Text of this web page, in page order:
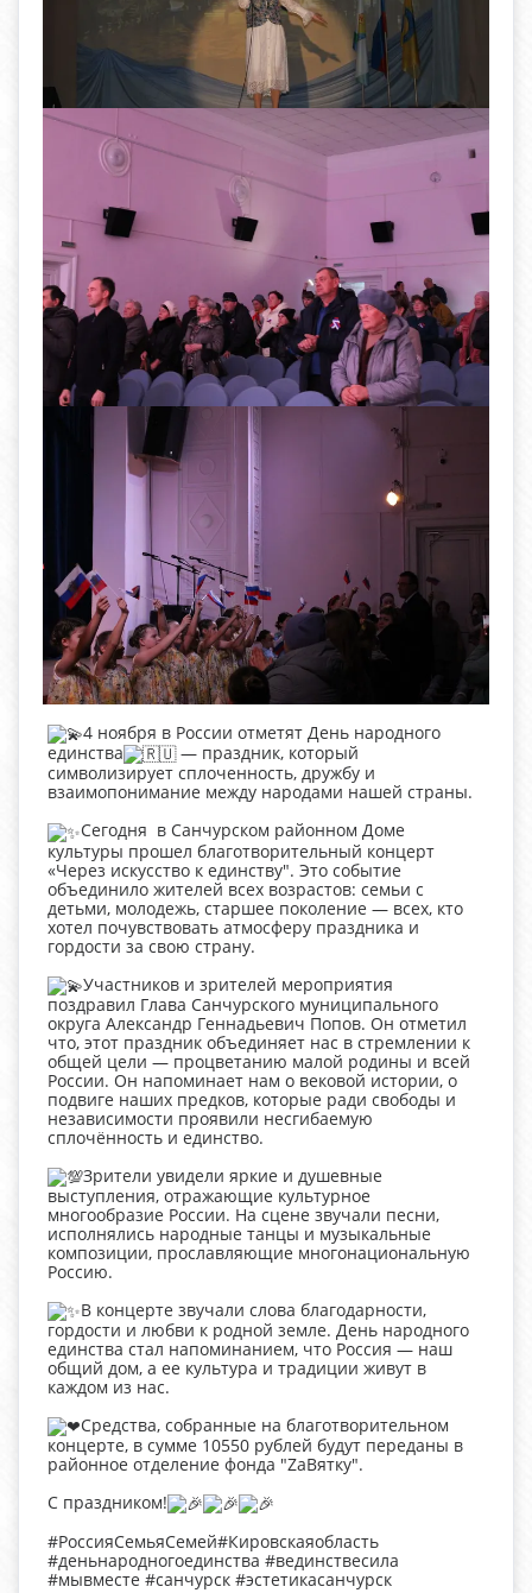
4 ноября в России отметят День народного
единства
— праздник, который
символизирует сплоченность, дружбу и
взаимопонимание между народами нашей страны.
Сегодня в Санчурском районном Доме
культуры прошел благотворительный концерт
«Через искусство к единству". Это событие
объединило жителей всех возрастов: семьи с
детьми, молодежь, старшее поколение — всех, кто
хотел почувствовать атмосферу праздника и
гордости за свою страну.
Участников и зрителей мероприятия
поздравил Глава Санчурского муниципального
округа Александр Геннадьевич Попов. Он отметил
что, этот праздник объединяет нас в стремлении к
общей цели — процветанию малой родины и всей
России. Он напоминает нам о вековой истории, о
подвиге наших предков, которые ради свободы и
независимости проявили несгибаемую
сплочённость и единство.
Зрители увидели яркие и душевные
выступления, отражающие культурное
многообразие России. На сцене звучали песни,
исполнялись народные танцы и музыкальные
композиции, прославляющие многонациональную
Россию.
В концерте звучали слова благодарности,
гордости и любви к родной земле. День народного
единства стал напоминанием, что Россия — наш
общий дом, а ее культура и традиции живут в
каждом из нас.
Средства, собранные на благотворительном
концерте, в сумме 10550 рублей будут переданы в
районное отделение фонда "ZaВятку".
С праздником!
#РоссияСемьяСемей#Кировскаяобласть
#деньнародногоединства #вединствесила
#мывместе #санчурск #эстетикасанчурск